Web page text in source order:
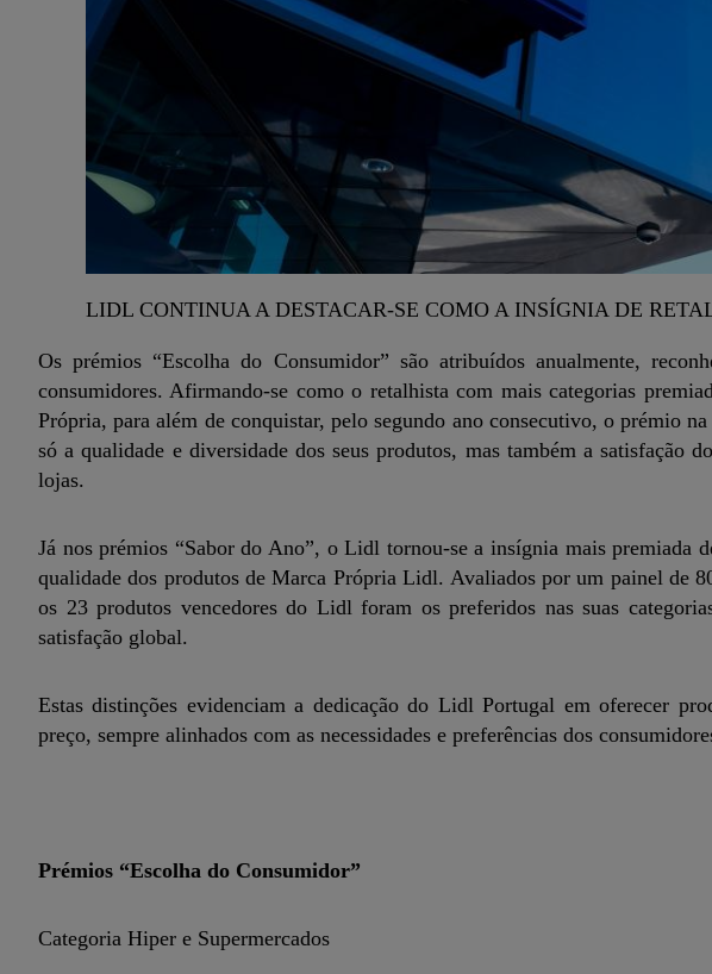
LIDL CONTINUA A DESTACAR-SE COMO A INSÍGNIA DE
Os prémios “Escolha do Consumidor” são atribuídos anualmente,
consumidores. Afirmando-se como o retalhista com mais categorias
Própria, para além de conquistar, pelo segundo ano consecutivo, o prémio
só a qualidade e diversidade dos seus produtos, mas também a satisfação
lojas.
Já nos prémios “Sabor do Ano”, o Lidl tornou-se a insígnia mais premiada
qualidade dos produtos de Marca Própria Lidl. Avaliados por um painel de
os 23 produtos vencedores do Lidl foram os preferidos nas suas
satisfação global.
Estas distinções evidenciam a dedicação do Lidl Portugal em oferecer
preço, sempre alinhados com as necessidades e preferências dos
Prémios “Escolha do Consumidor”
Categoria Hiper e Supermercados